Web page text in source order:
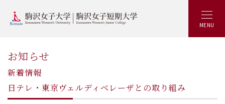
MENU
お知らせ
新着情報
日テレ・東京ヴェルディベレーザとの取り組み